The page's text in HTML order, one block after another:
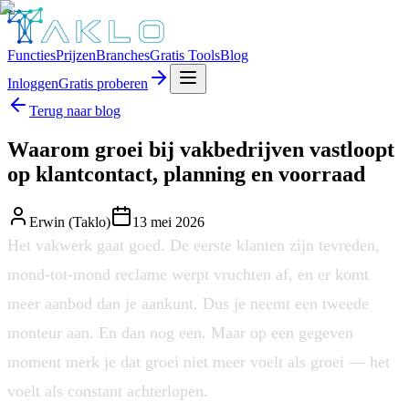
FunctiesPrijzenBranchesGratis ToolsBlog
InloggenGratis proberen
Terug naar blog
Waarom groei bij vakbedrijven vastloopt
op klantcontact, planning en voorraad
Erwin (Taklo) 13 mei 2026
Het vakwerk gaat goed. De eerste klanten zijn tevreden,
mond-tot-mond reclame werpt vruchten af, en er komt
meer aanbod dan je aankunt. Dus je neemt een tweede
monteur aan. En dan nog een. Maar op een gegeven
moment merk je dat groei niet meer voelt als groei — het
voelt als constant achterlopen.